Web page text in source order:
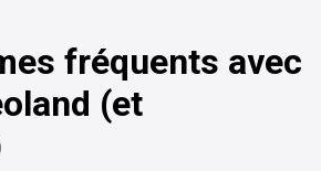
fréquents avec
(et